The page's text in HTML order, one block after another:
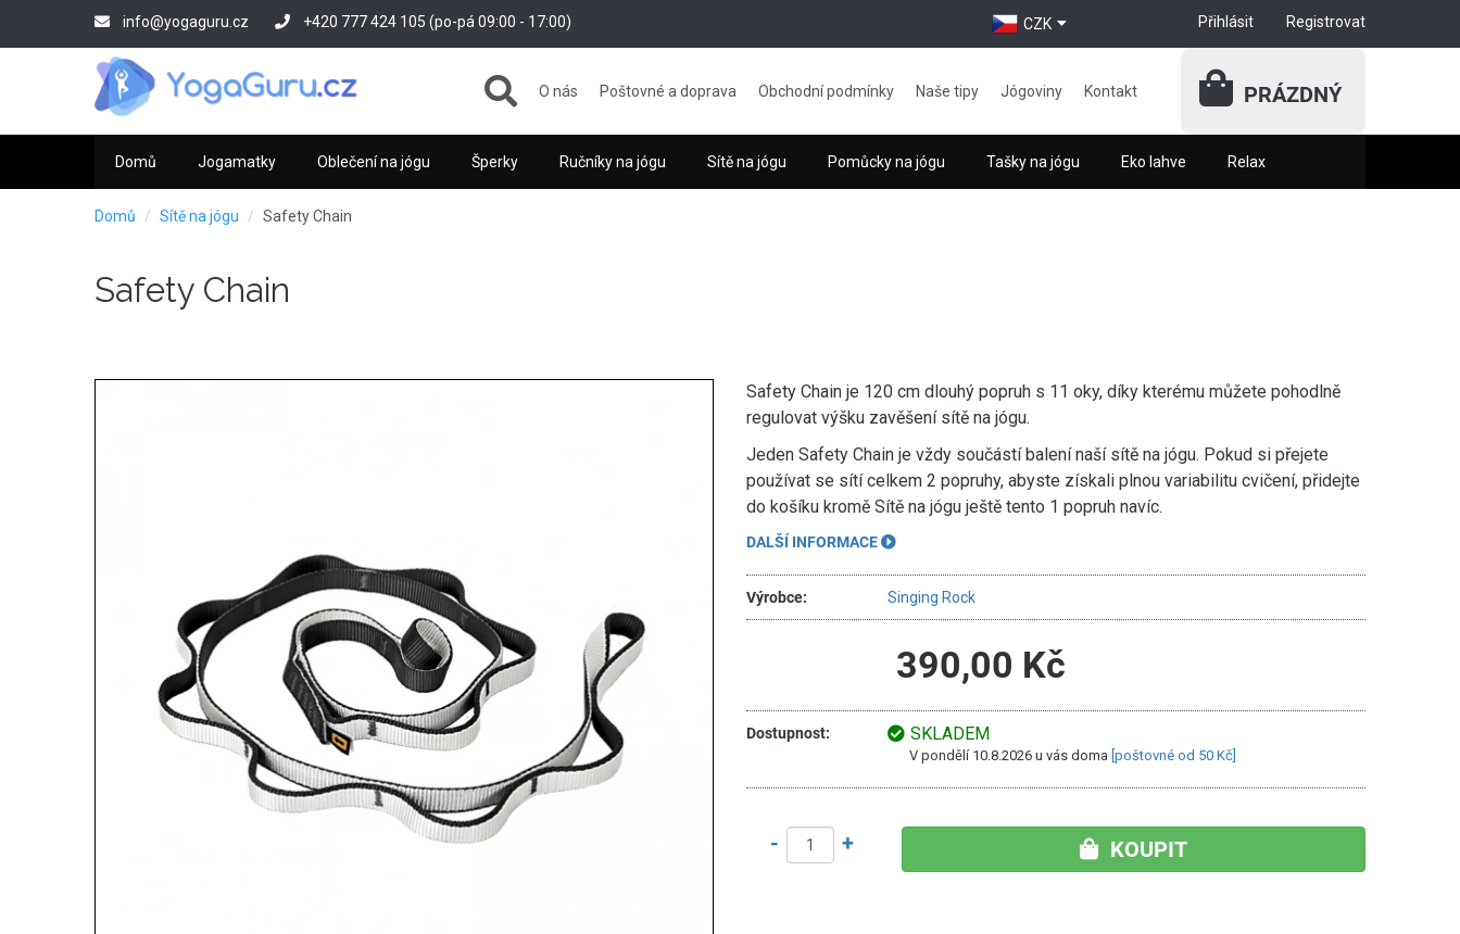
info@yogaguru.cz +420 777 424 105 (po-pá 09:00 - 17:00) Přihlásit Registrovat
CZK
O nás Poštovné a doprava Obchodní podmínky Naše tipy Jógoviny Kontakt PRÁZDNÝ
Domů Jogamatky Oblečení na jógu Šperky Ručníky na jógu Sítě na jógu Pomůcky na jógu Tašky na jógu Eko lahve Relax
Domů Sítě na jógu Safety Chain
Safety Chain
Safety Chain je 120 cm dlouhý popruh s 11 oky, díky kterému můžete pohodlně
regulovat výšku zavěšení sítě na jógu.
Jeden Safety Chain je vždy součástí balení naší sítě na jógu. Pokud si přejete
používat se sítí celkem 2 popruhy, abyste získali plnou variabilitu cvičení, přidejte
do košíku kromě Sítě na jógu ještě tento 1 popruh navíc.
DALŠÍ INFORMACE
Výrobce: Singing Rock
390,00 Kč
Dostupnost: SKLADEM
V pondělí 10.8.2026 u vás doma [poštovné od 50 Kč]
- + KOUPIT